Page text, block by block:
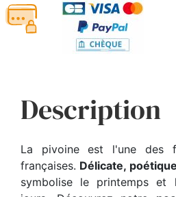
Description
La pivoine est l'une des
françaises. Délicate,
symbolise le printemps et